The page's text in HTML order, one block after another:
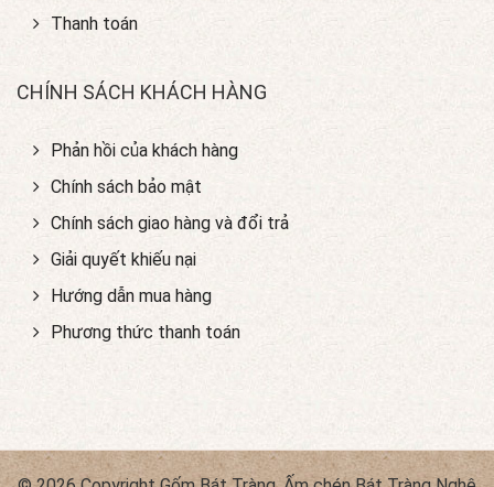
Thanh toán
CHÍNH SÁCH KHÁCH HÀNG
Phản hồi của khách hàng
Chính sách bảo mật
Chính sách giao hàng và đổi trả
Giải quyết khiếu nại
Hướng dẫn mua hàng
Phương thức thanh toán